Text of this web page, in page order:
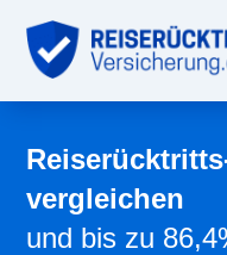
vergleichen
und bis zu